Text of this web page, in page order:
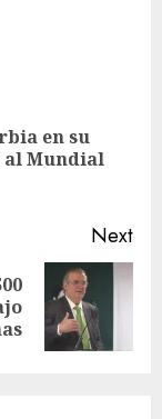
en su
al Mundial
Next